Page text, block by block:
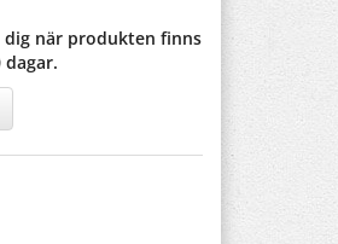
dig när produkten finns